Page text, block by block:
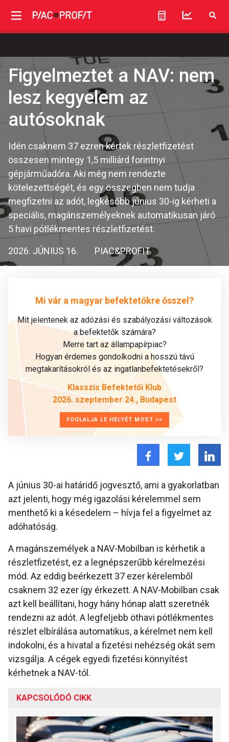
Figyelmeztet a NAV: nem
lesz kegyelem az
autósoknak
Idén csaknem 37 ezren kértek részletfizetést
összesen mintegy 1,5 milliárd forintnyi
gépjárműadóra. Aki még nem rendezte
kötelezettségét, és egy összegben nem tudja
megfizetni az adót, legkésőbb június 30-ig kérheti a
speciális, magánszemélyeknek automatikusan járó
5 havi pótlékmentes részletfizetést.
2026. JÚNIUS 16. PIAC&PROFIT
Mi vár a magyar befektetőkre ősszel?
Mit jelentenek az adózási és szabályozási változások
a befektetők számára?
Merre tart az állampapírpiac?
Hogyan érdemes gondolkodni a hosszú távú
megtakarításokról és az ingatlanbefektetésekről?
Klasszis Befektetői Klub
2026. szeptember 24., Budapest
FOGLALJA LE HELYÉT MOST >>
A június 30-ai határidő jogvesztő, ami a gyakorlatban
azt jelenti, hogy még igazolási kérelemmel sem
menthető ki a késedelem – hívja fel a figyelmet az
adóhatóság.
A magánszemélyek a NAV-Mobilban is kérhetik a
részletfizetést, ez a legnépszerűbb kérelmezési
mód. Az eddig beérkezett 37 ezer kérelemből
csaknem 32 ezer így érkezett. A NAV-Mobilban csak
azt kell beállítani, hogy hány hónap alatt szeretnék
rendezni az adót. A legfeljebb öthavi pótlékmentes
részlet elbírálása automatikus, a kérelmet nem kell
indokolni, és a hivatal a fizetési nehézség okát sem
vizsgálja. A cégek egyedi fizetési könnyítést
kérhetnek a NAV-tól.
KAPCSOLÓDÓ CIKK